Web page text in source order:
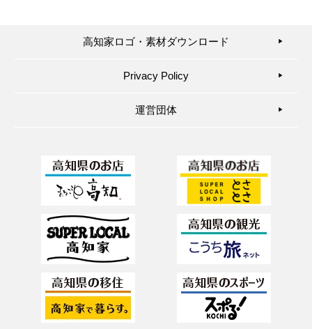
高知家ロゴ・素材ダウンロード ▶︎
Privacy Policy ▶︎
運営団体 ▶︎